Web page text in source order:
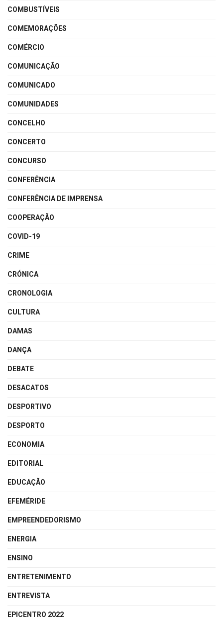
COMBUSTÍVEIS
COMEMORAÇÕES
COMÉRCIO
COMUNICAÇÃO
COMUNICADO
COMUNIDADES
CONCELHO
CONCERTO
CONCURSO
CONFERÊNCIA
CONFERÊNCIA DE IMPRENSA
COOPERAÇÃO
COVID-19
CRIME
CRÓNICA
CRONOLOGIA
CULTURA
DAMAS
DANÇA
DEBATE
DESACATOS
DESPORTIVO
DESPORTO
ECONOMIA
EDITORIAL
EDUCAÇÃO
EFEMÉRIDE
EMPREENDEDORISMO
ENERGIA
ENSINO
ENTRETENIMENTO
ENTREVISTA
EPICENTRO 2022